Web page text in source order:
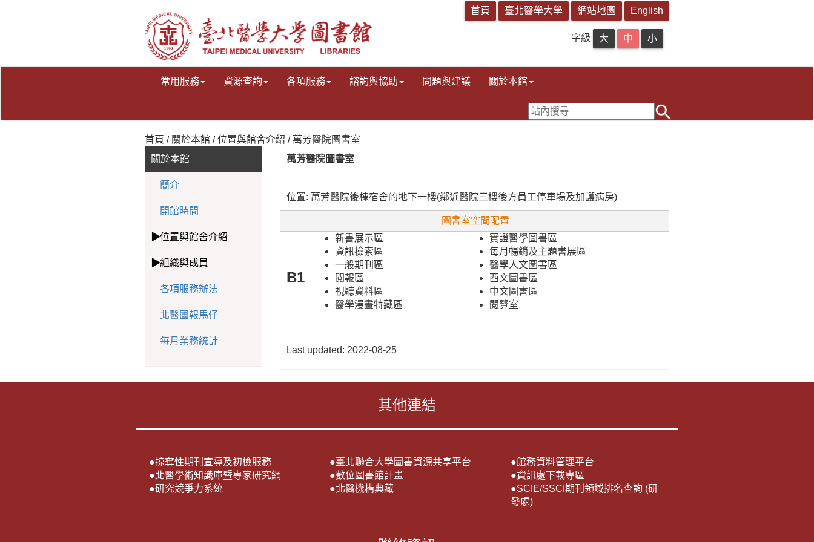
字級
常用服務 資源查詢 各項服務 諮詢與協助 問題與建議 關於本館
首頁 / 關於本館 / 位置與館舍介紹 / 萬芳醫院圖書室
關於本館
簡介
開館時間
位置與館舍介紹
組織與成員
各項服務辦法
北醫圕報馬仔
每月業務統計
萬芳醫院圖書室
位置: 萬芳醫院後棟宿舍的地下一樓(鄰近醫院三樓後方員工停車場及加護病房)
圖書室空間配置
B1
新書展示區
資訊檢索區
一般期刊區
閱報區
視聽資料區
醫學漫畫特藏區
實證醫學圖書區
每月暢銷及主題書展區
醫學人文圖書區
西文圖書區
中文圖書區
閱覽室
Last updated: 2022-08-25
其他連結
●掠奪性期刊宣導及初檢服務
●北醫學術知識庫暨專家研究網
●研究競爭力系統
●臺北聯合大學圖書資源共享平台
●數位圖書館計畫
●北醫機構典藏
●館務資料管理平台
●資訊處下載專區
●SCIE/SSCI期刊領域排名查詢 (研
發處)